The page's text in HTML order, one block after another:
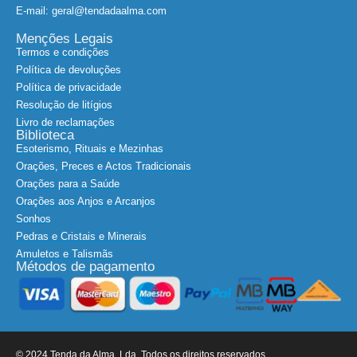
E-mail: geral@tendadaalma.com
Menções Legais
Termos e condições
Política de devoluções
Política de privacidade
Resolução de litígios
Livro de reclamações
Biblioteca
Esoterismo, Rituais e Mezinhas
Orações, Preces e Actos Tradicionais
Orações para a Saúde
Orações aos Anjos e Arcanjos
Sonhos
Pedras e Cristais e Minerais
Amuletos e Talismãs
Métodos de pagamento
© 2024 Tenda da Alma, Lda. Todos os direitos reservados.